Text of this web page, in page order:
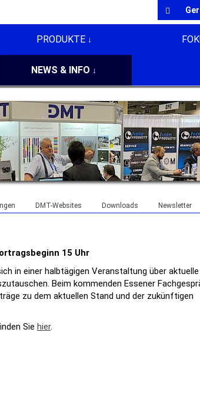
PRODUKTE
NEWS & INFO
DMT-Websites Downloads Newsletter
15 Uhr
in einer halbtägigen Veranstaltung über aktuelle
Beim kommenden Essener
zu dem aktuellen Stand und der zukünftigen
Sie hier.